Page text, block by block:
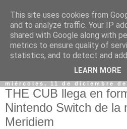
miércoles, 11 de diciembre de
THE CUB llega en
Nintendo Switch de la
Meridiem
This site uses cookies from
and to analyze traffic. Your IP
shared with Google along with
metrics to ensure quality of
statistics, and to detect and
LEARN MORE